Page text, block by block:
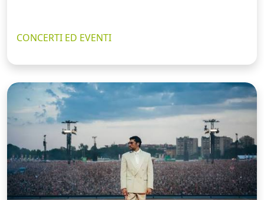
CONCERTI ED EVENTI